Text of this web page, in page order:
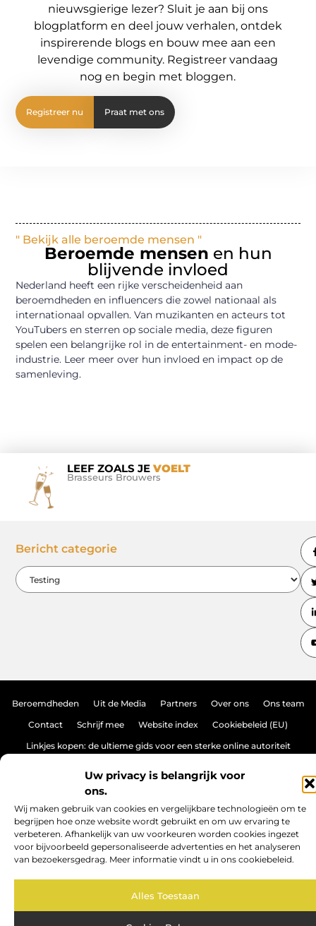
Uw privacy is belangrijk voor
ons.
Wij maken gebruik van cookies en vergelijkbare technologieën om te
begrijpen hoe onze website wordt gebruikt en om uw ervaring te
verbeteren. Afhankelijk van uw voorkeuren worden cookies ingezet
voor bijvoorbeeld gepersonaliseerde advertenties en het analyseren
van bezoekersgedrag. Meer informatie vindt u in ons cookiebeleid.
Alles Toestaan
nieuwsgierige lezer? Sluit je aan bij ons
blogplatform en deel jouw verhalen, ontdek
inspirerende blogs en bouw mee aan een
levendige community. Registreer vandaag
nog en begin met bloggen.
Registreer nu Praat met ons
" Bekijk alle beroemde mensen "
Beroemde mensen en hun
blijvende invloed
Nederland heeft een rijke verscheidenheid aan
beroemdheden en influencers die zowel nationaal als
internationaal opvallen. Van muzikanten en acteurs tot
YouTubers en sterren op sociale media, deze figuren
spelen een belangrijke rol in de entertainment- en mode-
industrie. Leer meer over hun invloed en impact op de
samenleving.
LEEF ZOALS JE VOELT
Brasseurs Brouwers
Bericht categorie
Beroemdheden Uit de Media Partners Over ons Ons team
Contact Schrijf mee Website index Cookiebeleid (EU)
Linkjes kopen: de ultieme gids voor een sterke online autoriteit
All Rights Reserved © 2025
www.brasseurs-brouwers.be.